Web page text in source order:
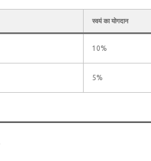
स्वयं का योगदान
10%
5%